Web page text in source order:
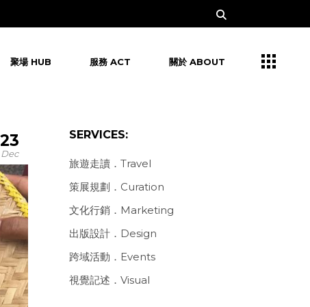
聚場 HUB 服務 ACT 關於 ABOUT
23
Dec
SERVICES:
旅遊走讀．Travel
策展規劃．Curation
文化行銷．Marketing
出版設計．Design
跨域活動．Events
視覺記述．Visual